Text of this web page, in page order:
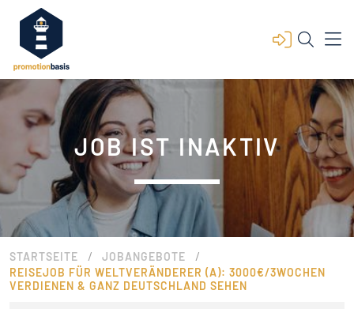
JOB IST INAKTIV
STARTSEITE / JOBANGEBOTE /
REISEJOB FÜR WELTVERÄNDERER (A): 3000€/3WOCHEN
VERDIENEN & GANZ DEUTSCHLAND SEHEN